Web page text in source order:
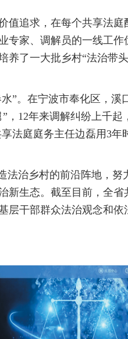
值追求，在每个共享法庭
专家、调解员的一线工作
了一大批乡村“法治带
”。在宁波市奉化区，溪
12年来调解纠纷上千起
法庭庭务主任边磊用3年
法治乡村的前沿阵地，努
新生态。截至目前，全
层干部群众法治观念和依